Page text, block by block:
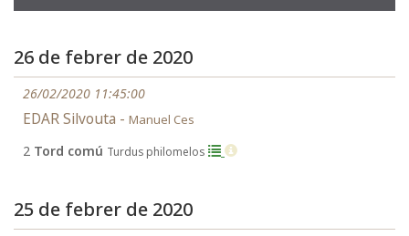
26 de febrer de 2020
26/02/2020 11:45:00
EDAR Silvouta - Manuel Ces
2 Tord comú Turdus philomelos
25 de febrer de 2020